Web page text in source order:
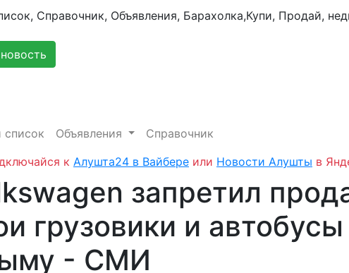
Объявления
Справочник
к Алушта24 в Вайбере или Новости Алушты в
запретил
грузовики и
- СМИ